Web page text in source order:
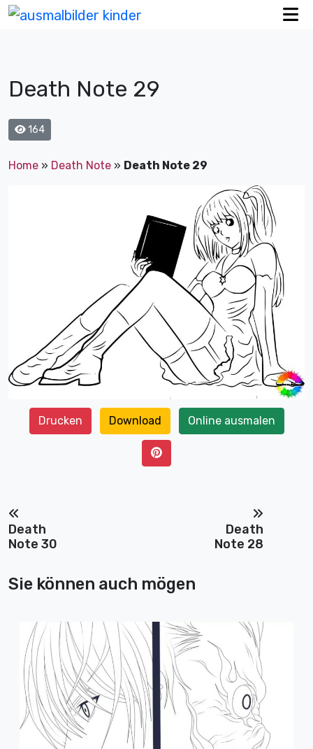
Death Note 29
164
Home » Death Note » Death Note 29
Drucken Download Online ausmalen
Death
Note 30
Death
Note 28
Sie können auch mögen